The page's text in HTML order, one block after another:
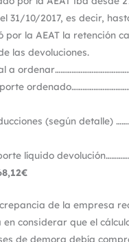
31/10/2017, es decir,
por la AEAT la retención
las devoluciones.
a
(según detalle)
líquido
de la empresa
en considerar que el
de demora debía